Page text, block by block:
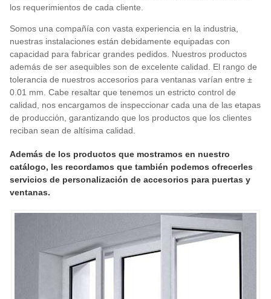
los requerimientos de cada cliente.
Somos una compañía con vasta experiencia en la industria,
nuestras instalaciones están debidamente equipadas con
capacidad para fabricar grandes pedidos. Nuestros productos
además de ser asequibles son de excelente calidad. El rango de
tolerancia de nuestros accesorios para ventanas varían entre ±
0.01 mm. Cabe resaltar que tenemos un estricto control de
calidad, nos encargamos de inspeccionar cada una de las etapas
de producción, garantizando que los productos que los clientes
reciban sean de altísima calidad.
Además de los productos que mostramos en nuestro
catálogo, les recordamos que también podemos ofrecerles
servicios de personalización de accesorios para puertas y
ventanas.